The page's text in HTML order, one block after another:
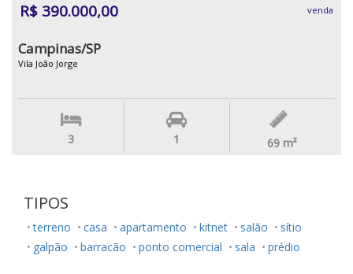
R$ 390.000,00 venda
Campinas/SP
Vila João Jorge
3 1 69 m²
TIPOS
terreno casa apartamento kitnet salão
sítio
galpão
barracão ponto comercial sala prédio